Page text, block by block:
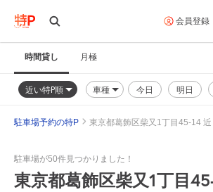
会員登録
時間貸し 月極
近い特P順 車種 今日 明日
駐車場予約の特P 東京都葛飾区柴又1丁目45-14
駐車場が50件見つかりました！
東京都葛飾区柴又1丁目